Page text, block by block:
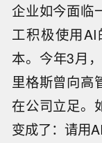
企业如今面临
工积极使用
本。今年3月
里格斯曾向高
在公司立足。
变成了：请用